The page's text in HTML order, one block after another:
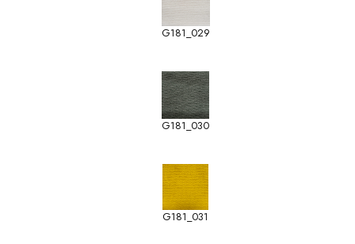
G181_029
G181_030
G181_031